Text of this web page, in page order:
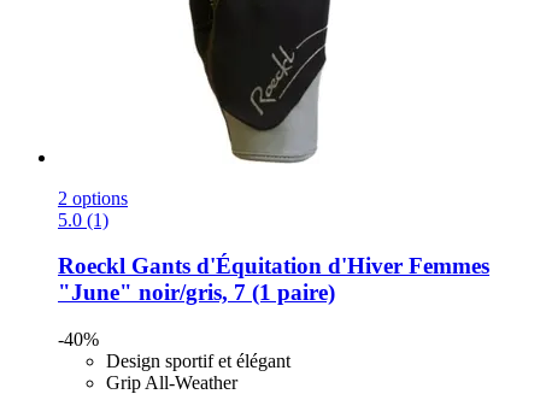
2 options
5.0 (1)
Roeckl Gants d'Équitation d'Hiver Femmes
"June" noir/gris, 7 (1 paire)
-40%
Design sportif et élégant
Grip All-Weather